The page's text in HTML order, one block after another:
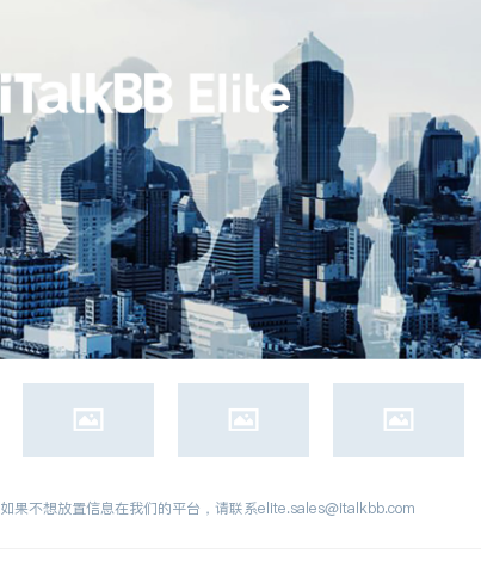
如果不想放置信息在我们的平台，请联系elite.sales@italkbb.com